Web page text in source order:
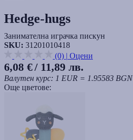
Hedge-hugs
Занимателна играчка пискун
SKU: 31201010418
(0) | Оцени
6,08 €/ 11,89 лв.
Валутен курс: 1 EUR = 1.95583 BGN
Още цветове: